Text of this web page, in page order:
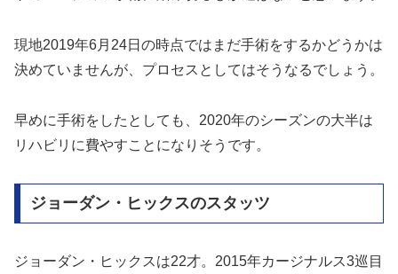
現地2019年6月24日の時点ではまだ手術をするかどうかは
決めていませんが、プロセスとしてはそうなるでしょう。
早めに手術をしたとしても、2020年のシーズンの大半は
リハビリに費やすことになりそうです。
ジョーダン・ヒックスのスタッツ
ジョーダン・ヒックスは22才。2015年カージナルス3巡目